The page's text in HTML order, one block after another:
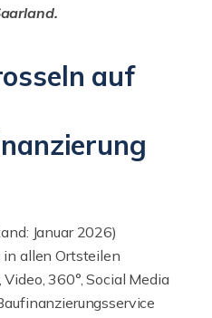
auf
Januar 2026)
allen Ortsteilen
360°, Social Media